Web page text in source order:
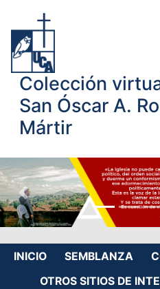
Colección
San Óscar A.
Mártir
INICIO SEMBLANZA
OTROS SITIOS DE